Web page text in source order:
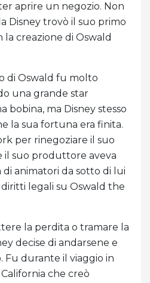
aprire un negozio. Non
Disney trovò il suo primo
la creazione di Oswald
di Oswald fu molto
una grande star
bobina, ma Disney stesso
la sua fortuna era finita.
per rinegoziare il suo
il suo produttore aveva
di animatori da sotto di lui
legali su Oswald the
la perdita o tramare la
decise di andarsene e
Fu durante il viaggio in
che creò